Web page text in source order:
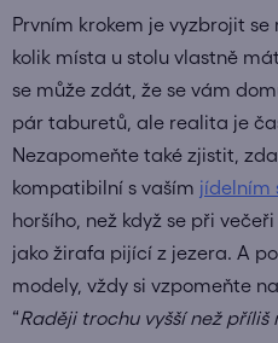
Prvním krokem je vyzbrojit
kolik místa u stolu vlastně
se může zdát, že se vám
pár taburetů, ale realita je
Nezapomeňte také zjistit,
kompatibilní s vaším jídelním
horšího, než když se při
jako žirafa pijící z jezera. A
modely, vždy si vzpomeňte
“Raději trochu vyšší než příliš